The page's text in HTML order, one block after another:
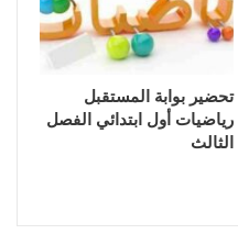
تحضير بوابة المستقبل
رياضيات أول ابتدائي الفصل
الثالث